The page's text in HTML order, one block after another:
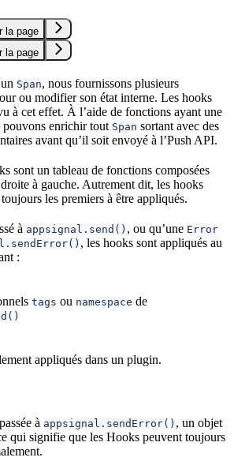
la page
la page
Span, nous fournissons plusieurs
ou modifier son état interne. Les hooks
à cet effet. À l’aide de fonctions ayant une
enrichir tout Span sortant avec des
avant qu’il soit envoyé à l’Push API.
sont un tableau de fonctions composées
à gauche. Autrement dit, les hooks
les premiers à être appliqués.
à appsignal.send() , ou qu’une Error
, les hooks sont appliqués au
:
tags ou namespace de
appliqués dans un plugin.
à appsignal.sendError() , un objet
qui signifie que les Hooks peuvent toujours